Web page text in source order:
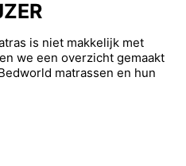
is niet makkelijk met
we een overzicht gemaakt
matrassen en hun